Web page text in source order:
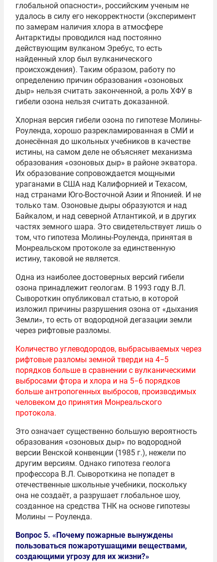
глобальной опасности», российским ученым не
удалось в силу его некорректности (эксперимент
по замерам наличия хлора в атмосфере
Антарктиды проводился над постоянно
действующим вулканом Эребус, то есть
найденный хлор был вулканического
происхождения). Таким образом, работу по
определению причин образования «озоновых
дыр» нельзя считать законченной, а роль ХФУ в
гибели озона нельзя считать доказанной.
Хлорная версия гибели озона по гипотезе Молины-
Роуленда, хорошо разрекламированная в СМИ и
донесённая до школьных учебников в качестве
истины, на самом деле не объясняет механизма
образования «озоновых дыр» в районе экватора.
Их образование сопровождается мощными
ураганами в США над Калифорнией и Техасом,
над странами Юго-Восточной Азии и Японией. И не
только там. Озоновые дыры образуются и над
Байкалом, и над северной Атлантикой, и в других
частях земного шара. Это свидетельствует лишь о
том, что гипотеза Молины-Роуленда, принятая в
Монреальском протоколе за единственную
истину, таковой не является.
Одна из наиболее достоверных версий гибели
озона принадлежит геологам. В 1993 году В.Л.
Сывороткин опубликовал статью, в которой
изложил причины разрушения озона от «дыхания
Земли», то есть от водородной дегазации земли
через рифтовые разломы.
Количество углеводородов, выбрасываемых через
рифтовые разломы земной тверди на 4−5
порядков больше в сравнении с вулканическими
выбросами фтора и хлора и на 5−6 порядков
больше антропогенных выбросов, производимых
человеком до принятия Монреальского
протокола.
Это означает существенно большую вероятность
образования «озоновых дыр» по водородной
версии Венской конвенции (1985 г.), нежели по
другим версиям. Однако гипотеза геолога
профессора В.Л. Cывороткина не попадет в
отечественные школьные учебники, поскольку
она не создаёт, а разрушает глобальное шоу,
созданное на средства ТНК на основе гипотезы
Молины — Роуленда.
Вопрос 5. «Почему пожарные вынуждены
пользоваться пожаротушащими веществами,
создающими угрозу для их жизни?»